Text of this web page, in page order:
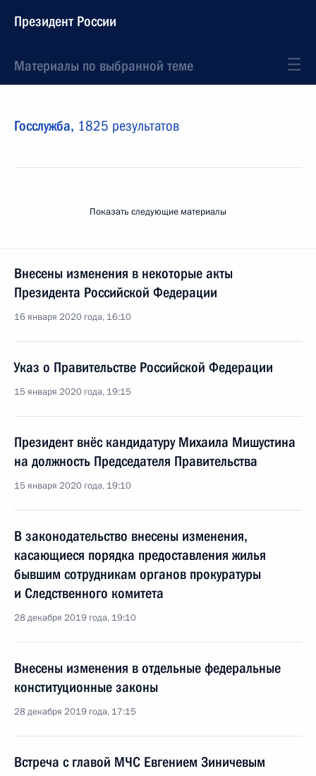
Президент России
Материалы по выбранной теме
Госслужба, 1825 результатов
Показать следующие материалы
Внесены изменения в некоторые акты
Президента Российской Федерации
16 января 2020 года, 16:10
Указ о Правительстве Российской Федерации
15 января 2020 года, 19:15
Президент внёс кандидатуру Михаила Мишустина
на должность Председателя Правительства
15 января 2020 года, 19:10
В законодательство внесены изменения,
касающиеся порядка предоставления жилья
бывшим сотрудникам органов прокуратуры
и Следственного комитета
28 декабря 2019 года, 19:10
Внесены изменения в отдельные федеральные
конституционные законы
28 декабря 2019 года, 17:15
Встреча с главой МЧС Евгением Зиничевым